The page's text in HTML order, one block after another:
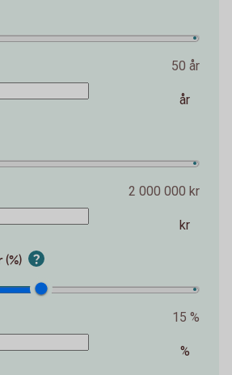
50 år
år
2 000 000 kr
kr
15 %
%